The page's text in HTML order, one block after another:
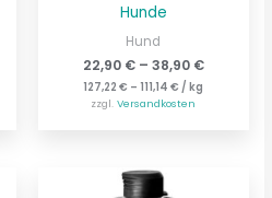
Hunde
Hund
22,90 €– 38,90 €
127,22€ –111,14€ /kg
zzgl.Versandkosten